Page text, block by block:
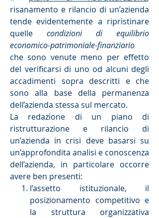
risanamento e rilancio di un’azienda
tende evidentemente a ripristinare
quelle condizioni di equilibrio
economico-patrimoniale-finanziario
che sono venute meno per effetto
del verificarsi di uno od alcuni degli
accadimenti sopra descritti e che
sono alla base della permanenza
dell’azienda stessa sul mercato.
La redazione di un piano di
ristrutturazione e rilancio di
un’azienda in crisi deve basarsi su
un’approfondita analisi e conoscenza
dell’azienda, in particolare occorre
avere ben presenti:
l’assetto istituzionale, il
posizionamento competitivo e
la struttura organizzativa